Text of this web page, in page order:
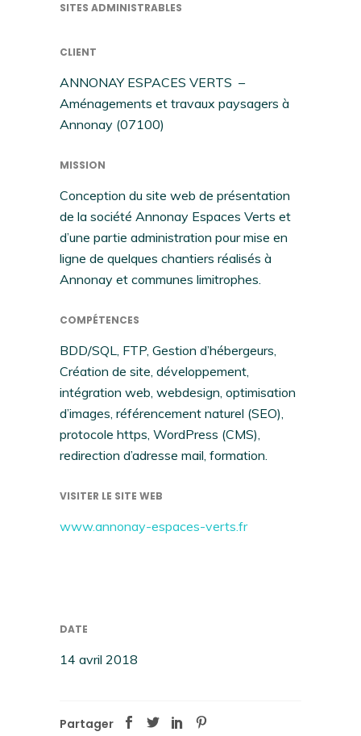
SITES ADMINISTRABLES
CLIENT
ANNONAY ESPACES VERTS –
Aménagements et travaux paysagers à
Annonay (07100)
MISSION
Conception du site web de présentation
de la société Annonay Espaces Verts et
d’une partie administration pour mise en
ligne de quelques chantiers réalisés à
Annonay et communes limitrophes.
COMPÉTENCES
BDD/SQL, FTP, Gestion d’hébergeurs,
Création de site, développement,
intégration web, webdesign, optimisation
d’images, référencement naturel (SEO),
protocole https, WordPress (CMS),
redirection d’adresse mail, formation.
VISITER LE SITE WEB
www.annonay-espaces-verts.fr
DATE
14 avril 2018
Partager